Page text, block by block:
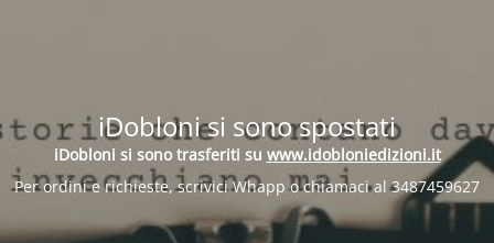
iDobloni si sono spostati
iDobloni si sono trasferiti su www.idobloniedizioni.it
Per ordini e richieste, scrivici Whapp o chiamaci al 3487459627